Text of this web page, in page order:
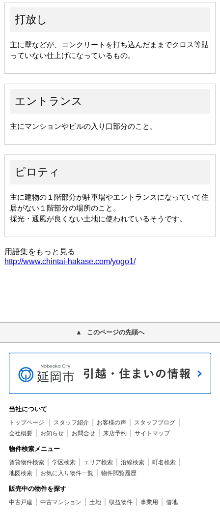
このページの先頭へ
当社について
トップページ スタッフ紹介 お客様の声
スタッフブログ
会社概要
お知らせ お問合せ 来店予約 サイトマップ
物件検索メニュー
賃貸物件検索 学区検索 エリア検索 沿線検索
町名検索
地図検索
お気に入り物件一覧 物件閲覧履歴
販売中の物件を探す
中古戸建 中古マンション 土地 収益物件 事業用 借地